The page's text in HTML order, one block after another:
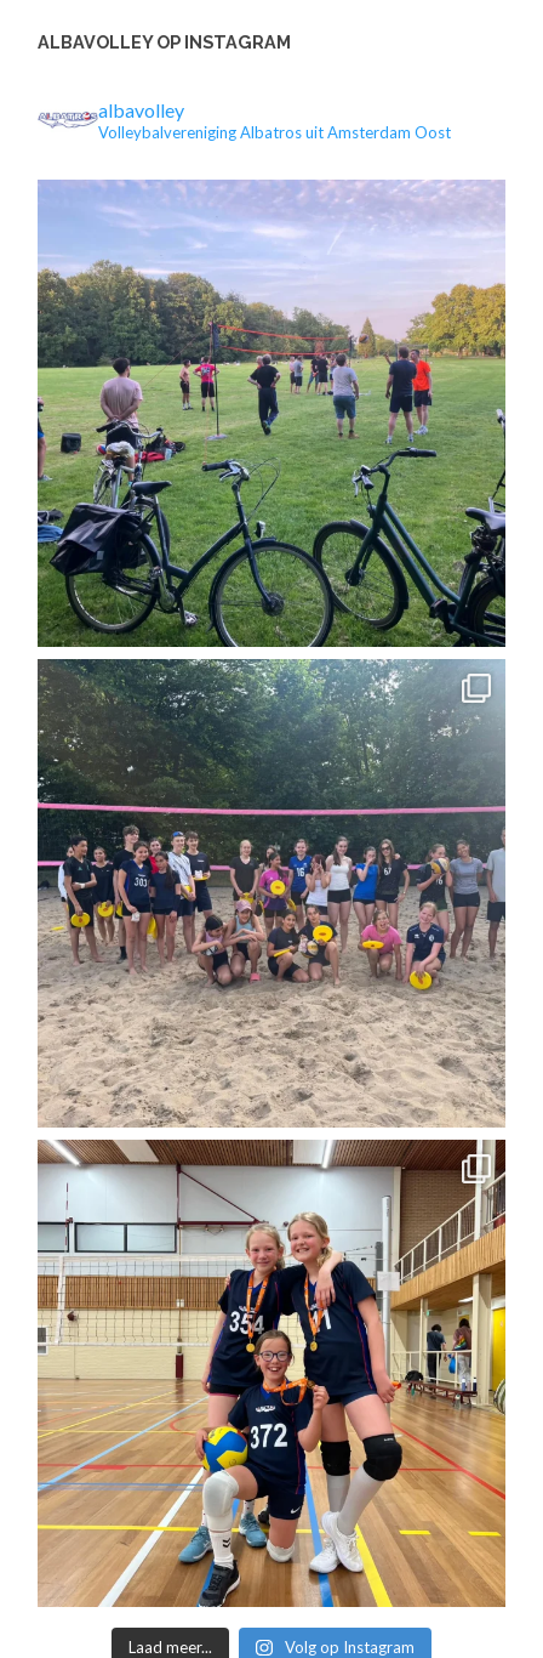
ALBAVOLLEY OP INSTAGRAM
albavolley
Volleybalvereniging Albatros uit Amsterdam Oost
Laad meer... Volg op Instagram